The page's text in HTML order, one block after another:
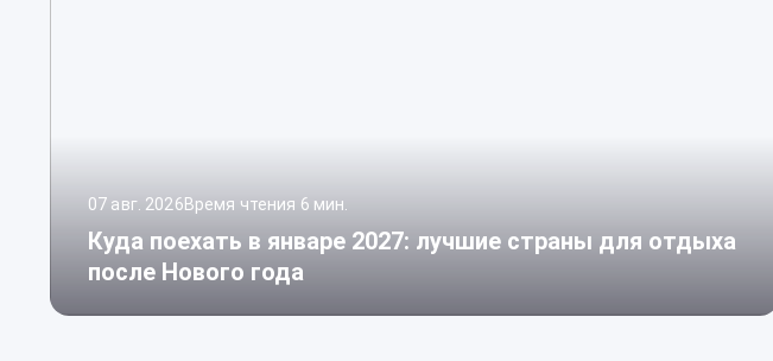
07 авг. 2026Время чтения 6 мин.
Куда поехать в январе 2027: лучшие страны для отдыха
после Нового года